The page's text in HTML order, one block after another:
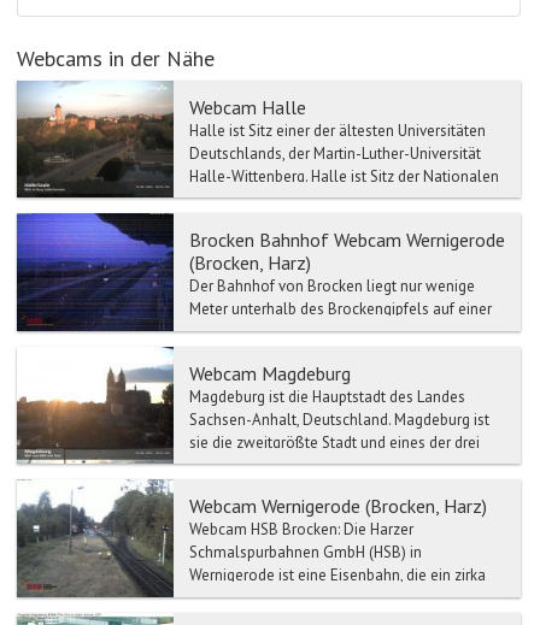
Webcams in der Nähe
Webcam Halle
Halle ist Sitz einer der ältesten Universitäten
Deutschlands, der Martin-Luther-Universität
Halle-Wittenberg. Halle ist Sitz der Nationalen
Akademi...
Brocken Bahnhof Webcam Wernigerode
(Brocken, Harz)
Der Bahnhof von Brocken liegt nur wenige
Meter unterhalb des Brockengipfels auf einer
Höhe von 1125 Metern. Der Brocken Bahnhof
Webcam Magdeburg
Magdeburg ist die Hauptstadt des Landes
Sachsen-Anhalt, Deutschland. Magdeburg ist
sie die zweitgrößte Stadt und eines der drei
Oberzentren von Sac...
Webcam Wernigerode (Brocken, Harz)
Webcam HSB Brocken: Die Harzer
Schmalspurbahnen GmbH (HSB) in
Wernigerode ist eine Eisenbahn, die ein zirka
140 km langes Netz von mehrheitl...